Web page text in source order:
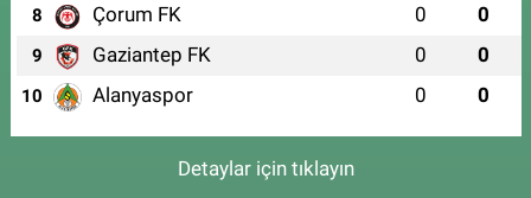
8 Çorum FK 0 0
9 Gaziantep FK 0 0
10 Alanyaspor 0 0
Detaylar için tıklayın